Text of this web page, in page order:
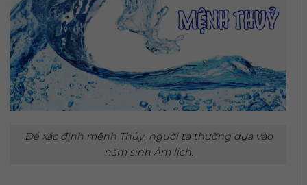
Để xác định mệnh Thủy, người ta thường dựa vào
năm sinh Âm lịch.